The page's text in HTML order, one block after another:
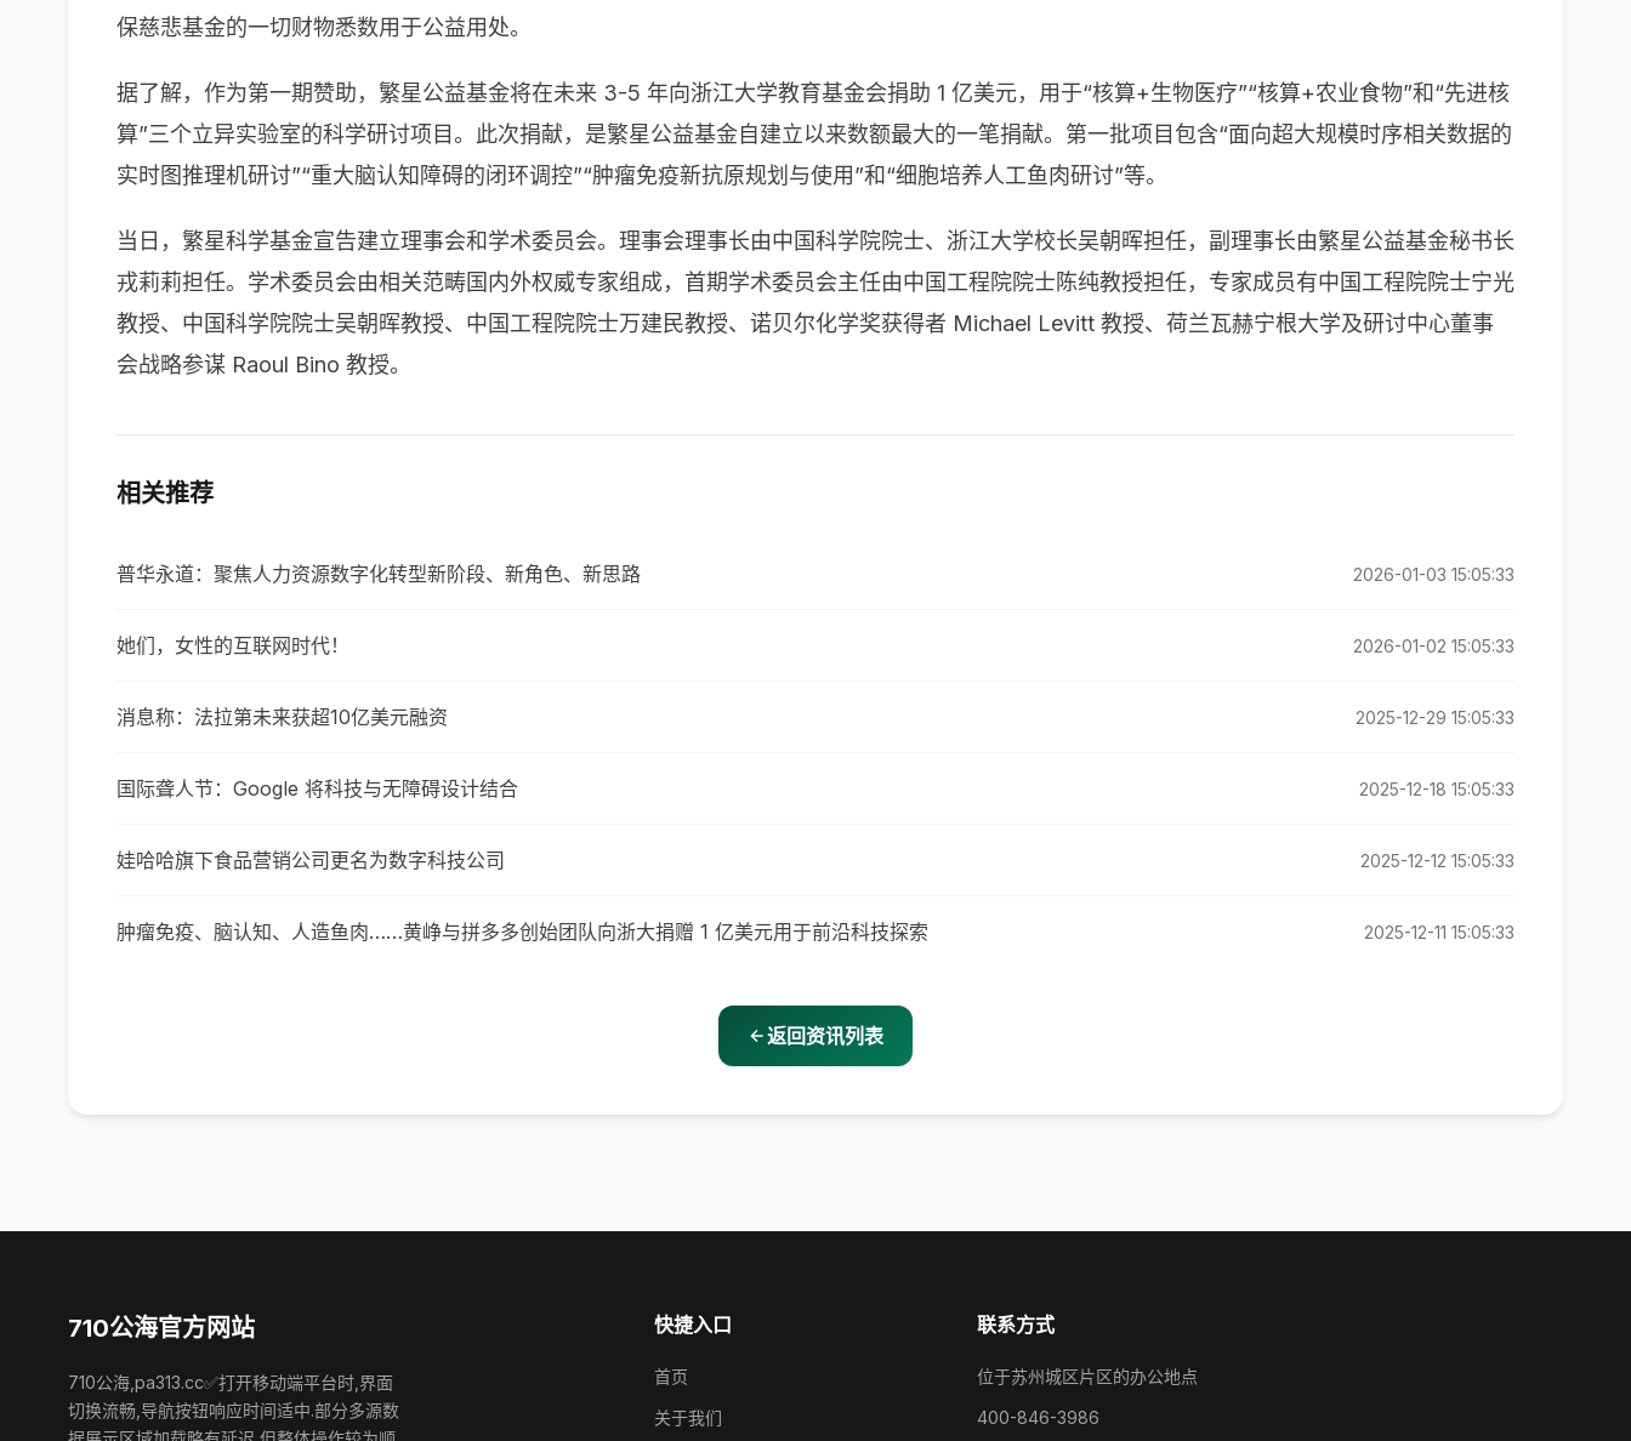
保慈悲基金的一切财物悉数用于公益用处。
据了解，作为第一期赞助，繁星公益基金将在未来 3-5 年向浙江大学教育基金会捐助 1 亿美元，用于“核算+生物医疗”“核算+农业食物”和“先进核
算”三个立异实验室的科学研讨项目。此次捐献，是繁星公益基金自建立以来数额最大的一笔捐献。第一批项目包含“面向超大规模时序相关数据的
实时图推理机研讨”“重大脑认知障碍的闭环调控”“肿瘤免疫新抗原规划与使用”和“细胞培养人工鱼肉研讨”等。
当日，繁星科学基金宣告建立理事会和学术委员会。理事会理事长由中国科学院院士、浙江大学校长吴朝晖担任，副理事长由繁星公益基金秘书长
戎莉莉担任。学术委员会由相关范畴国内外权威专家组成，首期学术委员会主任由中国工程院院士陈纯教授担任，专家成员有中国工程院院士宁光
教授、中国科学院院士吴朝晖教授、中国工程院院士万建民教授、诺贝尔化学奖获得者 Michael Levitt 教授、荷兰瓦赫宁根大学及研讨中心董事
会战略参谋 Raoul Bino 教授。
相关推荐
普华永道：聚焦人力资源数字化转型新阶段、新角色、新思路 2026-01-03 15:05:33
她们，女性的互联网时代！ 2026-01-02 15:05:33
消息称：法拉第未来获超10亿美元融资 2025-12-29 15:05:33
国际聋人节：Google 将科技与无障碍设计结合 2025-12-18 15:05:33
娃哈哈旗下食品营销公司更名为数字科技公司 2025-12-12 15:05:33
肿瘤免疫、脑认知、人造鱼肉……黄峥与拼多多创始团队向浙大捐赠 1 亿美元用于前沿科技探索 2025-12-11 15:05:33
返回资讯列表
710公海官方网站
710公海,pa313.cc✅打开移动端平台时,界面
切换流畅,导航按钮响应时间适中.部分多源数
快捷入口
首页
关于我们
联系方式
位于苏州城区片区的办公地点
400-846-3986